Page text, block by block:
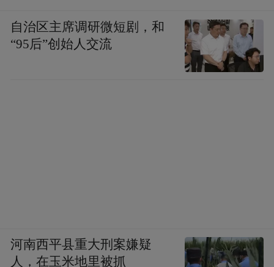
自治区主席调研微短剧，和
“95后”创始人交流
河南西平县重大刑案嫌疑
人，在玉米地里被抓